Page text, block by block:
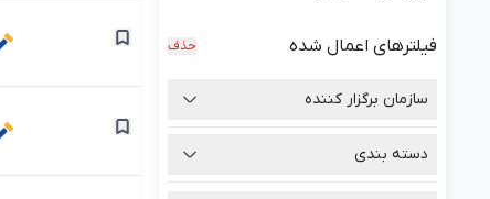
فیلترهای اعمال شده حذف
سازمان برگزار کننده
دسته بندی